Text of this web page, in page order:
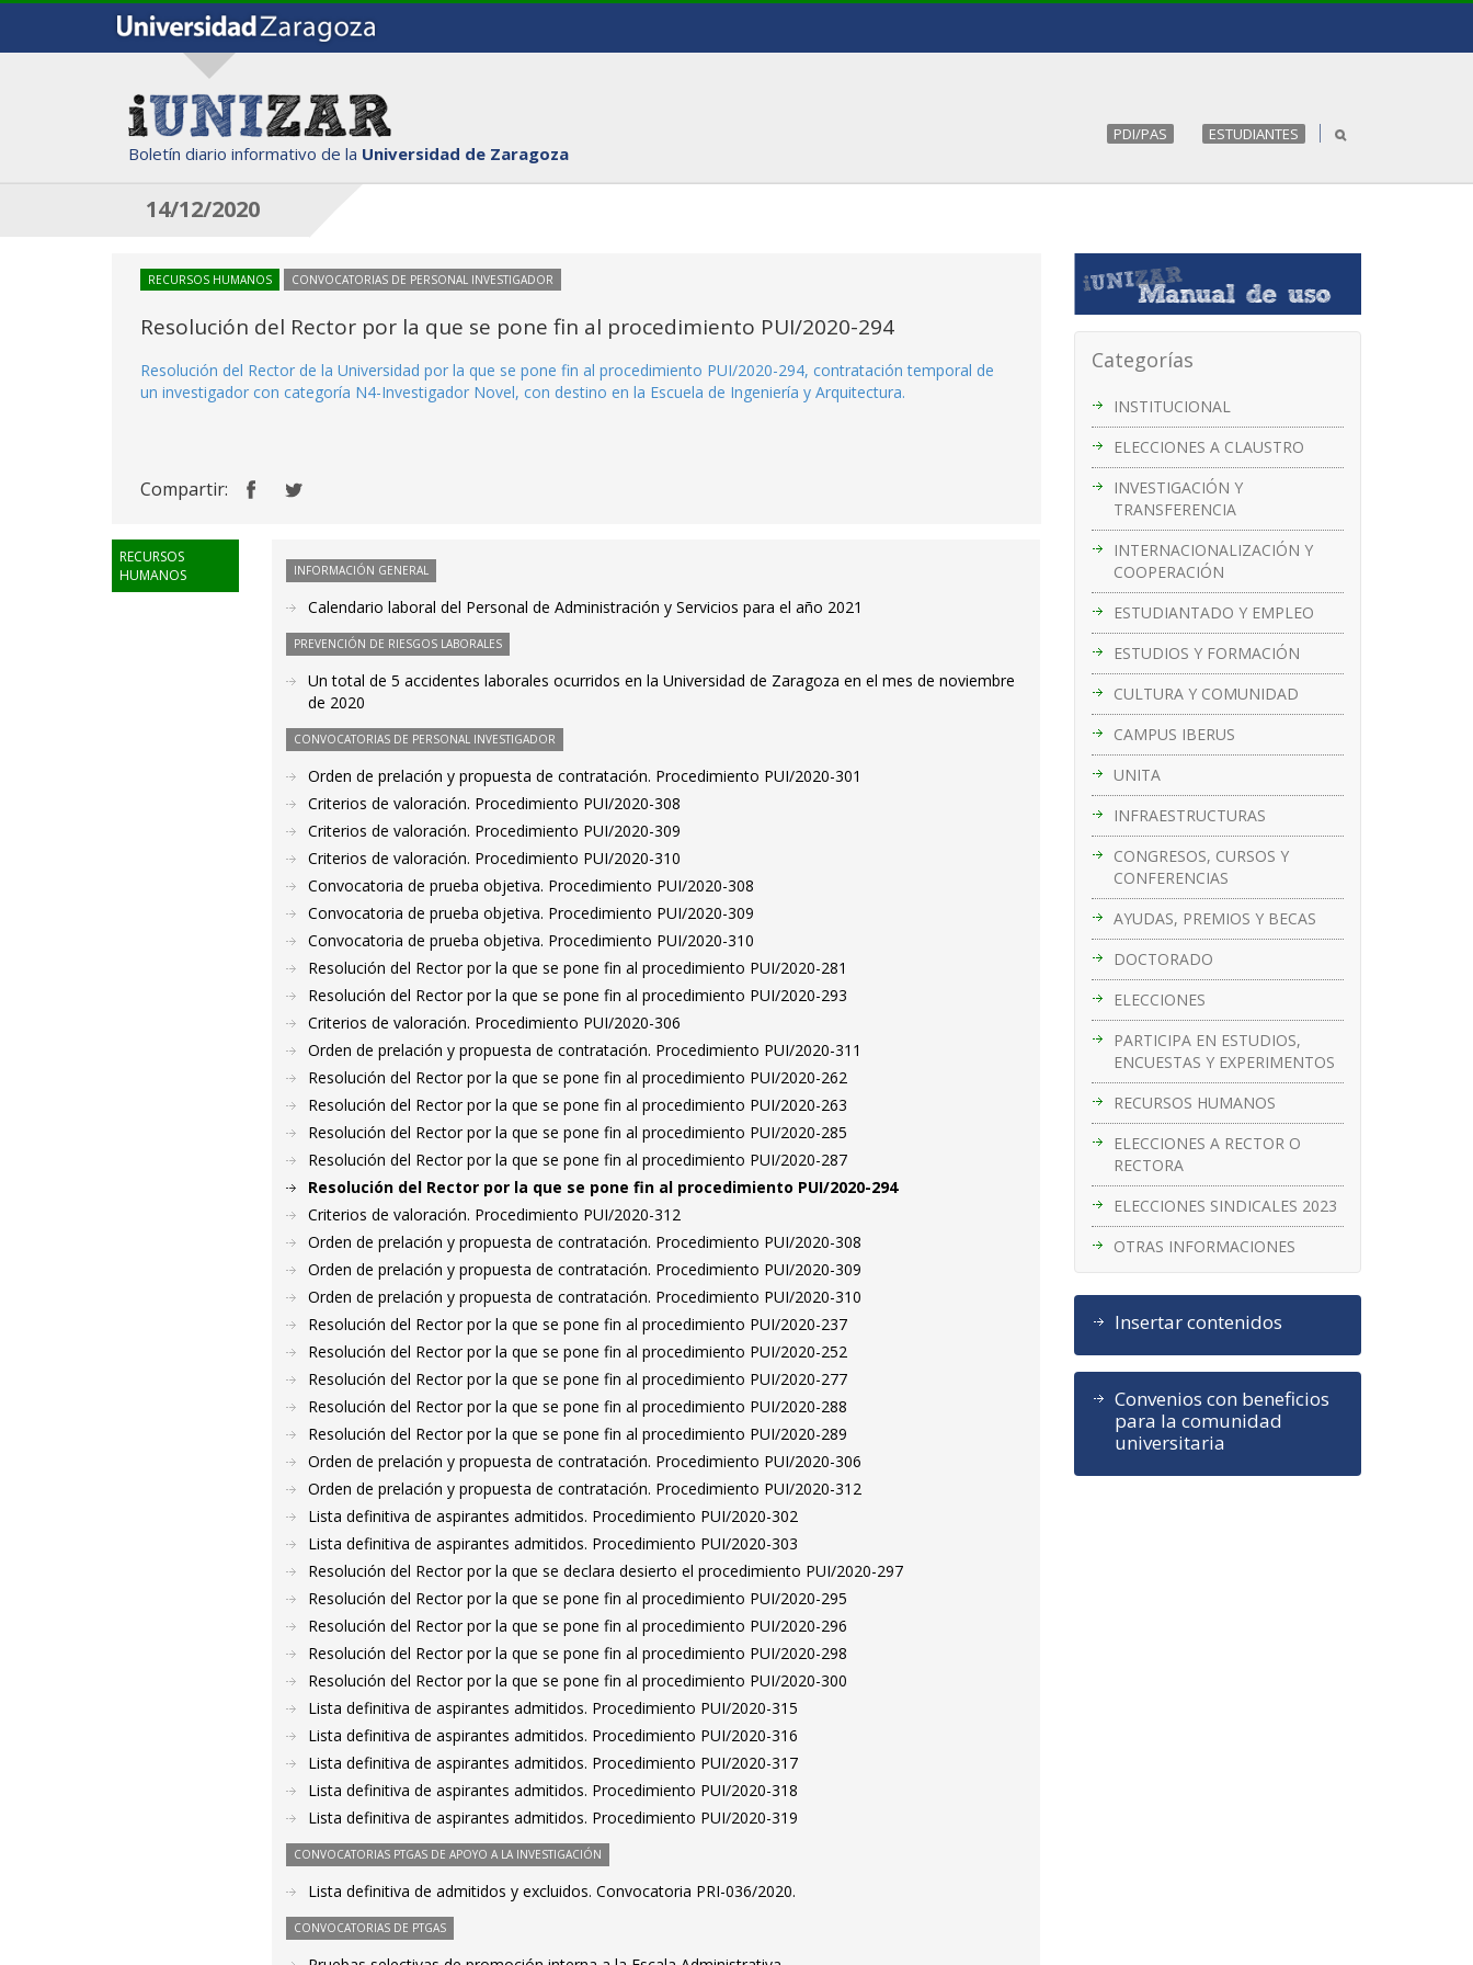
Boletín diario informativo de la Universidad de Zaragoza
PDI/PAS ESTUDIANTES
14/12/2020
Categorías
INSTITUCIONAL
ELECCIONES A CLAUSTRO
INVESTIGACIÓN Y
TRANSFERENCIA
INTERNACIONALIZACIÓN Y
COOPERACIÓN
ESTUDIANTADO Y EMPLEO
ESTUDIOS Y FORMACIÓN
CULTURA Y COMUNIDAD
CAMPUS IBERUS
UNITA
INFRAESTRUCTURAS
CONGRESOS, CURSOS Y
CONFERENCIAS
AYUDAS, PREMIOS Y BECAS
DOCTORADO
ELECCIONES
PARTICIPA EN ESTUDIOS,
ENCUESTAS Y EXPERIMENTOS
RECURSOS HUMANOS
ELECCIONES A RECTOR O
RECTORA
ELECCIONES SINDICALES 2023
OTRAS INFORMACIONES
Insertar contenidos
Convenios con beneficios
para la comunidad
universitaria
RECURSOS HUMANOS CONVOCATORIAS DE PERSONAL INVESTIGADOR
Resolución del Rector por la que se pone fin al procedimiento PUI/2020-294
Resolución del Rector de la Universidad por la que se pone fin al procedimiento PUI/2020-294, contratación temporal de
un investigador con categoría N4-Investigador Novel, con destino en la Escuela de Ingeniería y Arquitectura.
Compartir:
RECURSOS
HUMANOS
INFORMACIÓN GENERAL
Calendario laboral del Personal de Administración y Servicios para el año 2021
PREVENCIÓN DE RIESGOS LABORALES
Un total de 5 accidentes laborales ocurridos en la Universidad de Zaragoza en el mes de noviembre
de 2020
CONVOCATORIAS DE PERSONAL INVESTIGADOR
Orden de prelación y propuesta de contratación. Procedimiento PUI/2020-301
Criterios de valoración. Procedimiento PUI/2020-308
Criterios de valoración. Procedimiento PUI/2020-309
Criterios de valoración. Procedimiento PUI/2020-310
Convocatoria de prueba objetiva. Procedimiento PUI/2020-308
Convocatoria de prueba objetiva. Procedimiento PUI/2020-309
Convocatoria de prueba objetiva. Procedimiento PUI/2020-310
Resolución del Rector por la que se pone fin al procedimiento PUI/2020-281
Resolución del Rector por la que se pone fin al procedimiento PUI/2020-293
Criterios de valoración. Procedimiento PUI/2020-306
Orden de prelación y propuesta de contratación. Procedimiento PUI/2020-311
Resolución del Rector por la que se pone fin al procedimiento PUI/2020-262
Resolución del Rector por la que se pone fin al procedimiento PUI/2020-263
Resolución del Rector por la que se pone fin al procedimiento PUI/2020-285
Resolución del Rector por la que se pone fin al procedimiento PUI/2020-287
Resolución del Rector por la que se pone fin al procedimiento PUI/2020-294
Criterios de valoración. Procedimiento PUI/2020-312
Orden de prelación y propuesta de contratación. Procedimiento PUI/2020-308
Orden de prelación y propuesta de contratación. Procedimiento PUI/2020-309
Orden de prelación y propuesta de contratación. Procedimiento PUI/2020-310
Resolución del Rector por la que se pone fin al procedimiento PUI/2020-237
Resolución del Rector por la que se pone fin al procedimiento PUI/2020-252
Resolución del Rector por la que se pone fin al procedimiento PUI/2020-277
Resolución del Rector por la que se pone fin al procedimiento PUI/2020-288
Resolución del Rector por la que se pone fin al procedimiento PUI/2020-289
Orden de prelación y propuesta de contratación. Procedimiento PUI/2020-306
Orden de prelación y propuesta de contratación. Procedimiento PUI/2020-312
Lista definitiva de aspirantes admitidos. Procedimiento PUI/2020-302
Lista definitiva de aspirantes admitidos. Procedimiento PUI/2020-303
Resolución del Rector por la que se declara desierto el procedimiento PUI/2020-297
Resolución del Rector por la que se pone fin al procedimiento PUI/2020-295
Resolución del Rector por la que se pone fin al procedimiento PUI/2020-296
Resolución del Rector por la que se pone fin al procedimiento PUI/2020-298
Resolución del Rector por la que se pone fin al procedimiento PUI/2020-300
Lista definitiva de aspirantes admitidos. Procedimiento PUI/2020-315
Lista definitiva de aspirantes admitidos. Procedimiento PUI/2020-316
Lista definitiva de aspirantes admitidos. Procedimiento PUI/2020-317
Lista definitiva de aspirantes admitidos. Procedimiento PUI/2020-318
Lista definitiva de aspirantes admitidos. Procedimiento PUI/2020-319
CONVOCATORIAS PTGAS DE APOYO A LA INVESTIGACIÓN
Lista definitiva de admitidos y excluidos. Convocatoria PRI-036/2020.
CONVOCATORIAS DE PTGAS